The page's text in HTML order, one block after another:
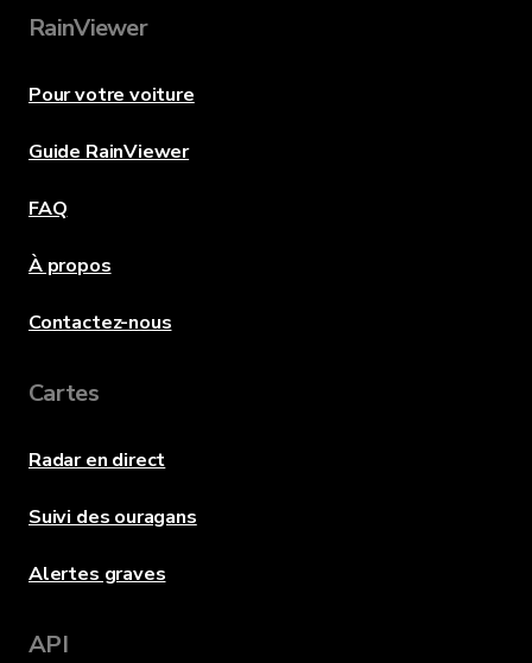
RainViewer
Pour votre voiture
Guide RainViewer
FAQ
À propos
Contactez-nous
Cartes
Radar en direct
Suivi des ouragans
Alertes graves
API